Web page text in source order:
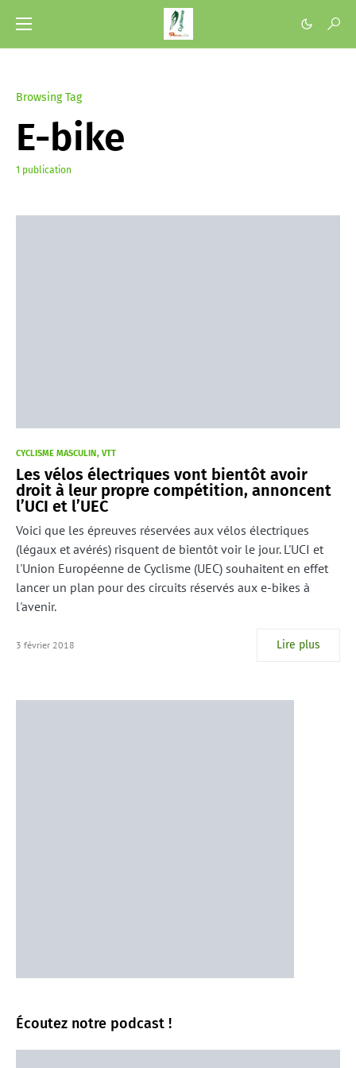
Browsing Tag
E-bike
1 publication
CYCLISME MASCULIN VTT
Les vélos électriques vont bientôt avoir
droit à leur propre compétition, annoncent
l’UCI et l’UEC
Voici que les épreuves réservées aux vélos électriques
(légaux et avérés) risquent de bientôt voir le jour. L'UCI et
l'Union Européenne de Cyclisme (UEC) souhaitent en effet
lancer un plan pour des circuits réservés aux e-bikes à
l'avenir.
3 février 2018 Lire plus
Écoutez notre podcast !